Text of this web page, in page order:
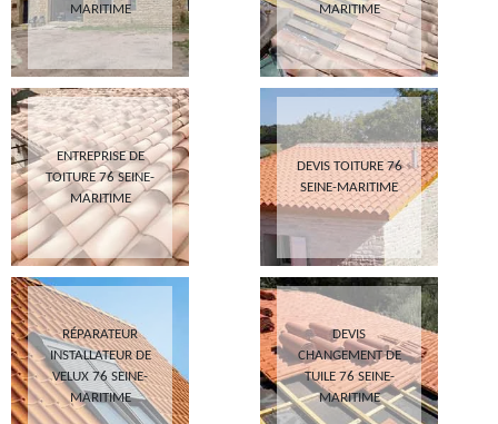
MARITIME
MARITIME
ENTREPRISE DE
TOITURE 76 SEINE-
MARITIME
DEVIS TOITURE 76
SEINE-MARITIME
RÉPARATEUR
INSTALLATEUR DE
VELUX 76 SEINE-
MARITIME
DEVIS
CHANGEMENT DE
TUILE 76 SEINE-
MARITIME